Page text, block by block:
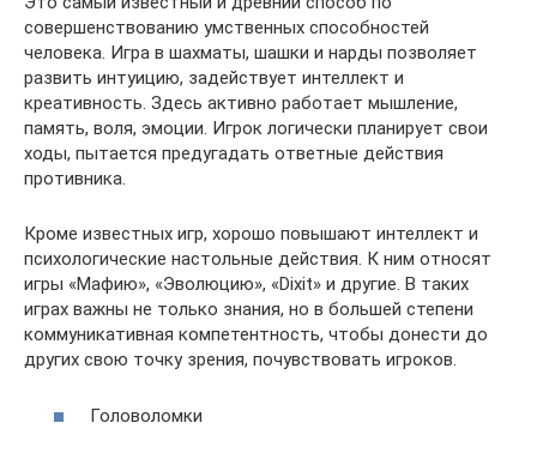
совершенствованию умственных способностей
человека. Игра в шахматы, шашки и нарды позволяет
развить интуицию, задействует интеллект и
креативность. Здесь активно работает мышление,
память, воля, эмоции. Игрок логически планирует свои
ходы, пытается предугадать ответные действия
противника.
Кроме известных игр, хорошо повышают интеллект и
психологические настольные действия. К ним относят
игры «Мафию», «Эволюцию», «Dixit» и другие. В таких
играх важны не только знания, но в большей степени
коммуникативная компетентность, чтобы донести до
других свою точку зрения, почувствовать игроков.
Головоломки